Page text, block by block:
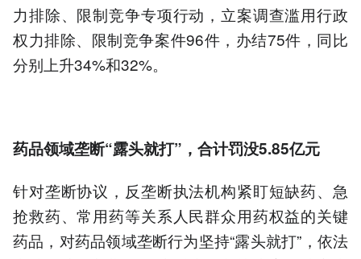
力排除、限制竞争专项行动，立案调查滥用行政
权力排除、限制竞争案件96件，办结75件，同比
分别上升34%和32%。
药品领域垄断“露头就打”，合计罚没5.85亿元
针对垄断协议，反垄断执法机构紧盯短缺药、急
抢救药、常用药等关系人民群众用药权益的关键
药品，对药品领域垄断行为坚持“露头就打”，依法